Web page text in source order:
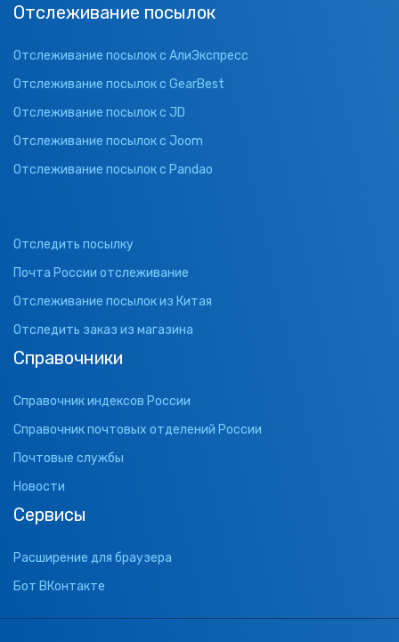
Отслеживание посылок
Отслеживание посылок с АлиЭкспресс
Отслеживание посылок с GearBest
Отслеживание посылок с JD
Отслеживание посылок с Joom
Отслеживание посылок с Pandao
Отследить посылку
Почта России отслеживание
Отслеживание посылок из Китая
Отследить заказ из магазина
Справочники
Справочник индексов России
Справочник почтовых отделений России
Почтовые службы
Новости
Сервисы
Расширение для браузера
Бот ВКонтакте